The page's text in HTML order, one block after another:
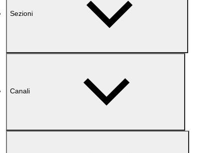
Sezioni
Canali